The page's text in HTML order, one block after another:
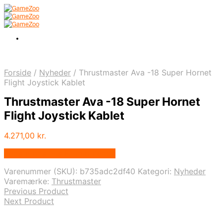
Forside / Nyheder / Thrustmaster Ava -18 Super Hornet
Flight Joystick Kablet
Thrustmaster Ava -18 Super Hornet
Flight Joystick Kablet
4.271,00 kr.
Varenummer (SKU): b735adc2df40 Kategori: Nyheder
Varemærke: Thrustmaster
Previous Product
Next Product